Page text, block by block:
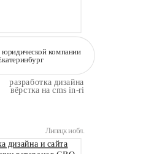
юридической компании
разработка дизайна
вёрстка на cms in-ri
Липецк и обл.